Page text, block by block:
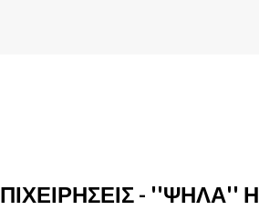
- ''ΨΗΛΆ'' Η